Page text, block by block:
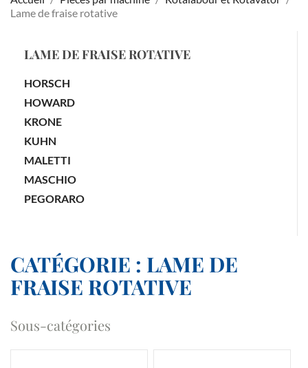
Lame de fraise rotative
LAME DE FRAISE ROTATIVE
HORSCH
HOWARD
KRONE
KUHN
MALETTI
MASCHIO
PEGORARO
CATÉGORIE : LAME DE
FRAISE ROTATIVE
Sous-catégories